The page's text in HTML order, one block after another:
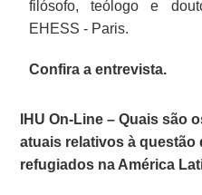
filósofo, teólogo e
EHESS - Paris.
Confira a entrevista.
IHU On-Line – Quais são
atuais relativos à questão
refugiados na América